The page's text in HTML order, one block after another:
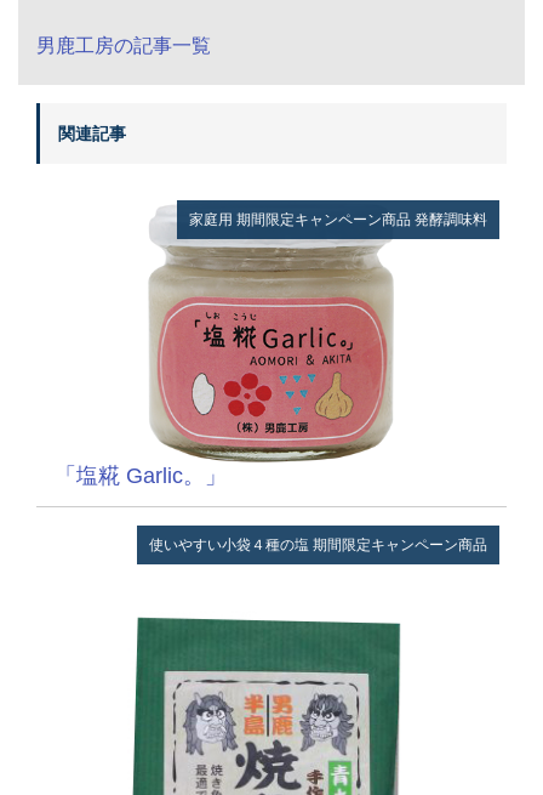
男鹿工房の記事一覧
関連記事
家庭用 期間限定キャンペーン商品 発酵調味料
「塩糀 Garlic。」
使いやすい小袋４種の塩 期間限定キャンペーン商品